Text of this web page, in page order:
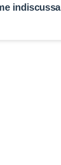
indiscussa